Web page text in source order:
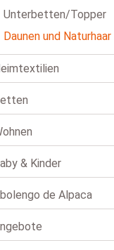
Unterbetten/Topper
Daunen und
& Kinder
de Alpaca